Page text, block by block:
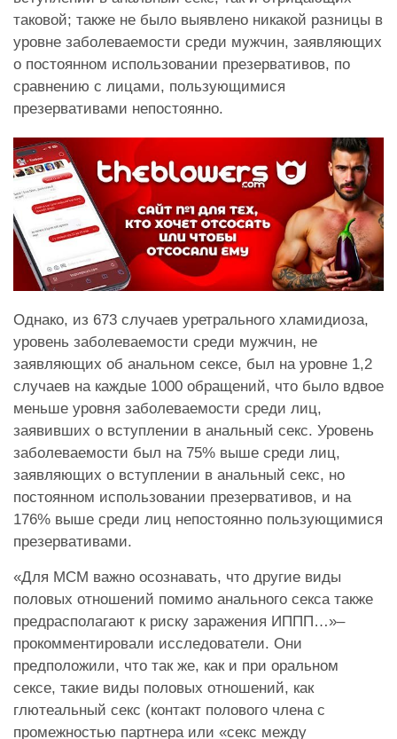
таковой; также не было выявлено никакой разницы в
уровне заболеваемости среди мужчин, заявляющих
о постоянном использовании презервативов, по
сравнению с лицами, пользующимися
презервативами непостоянно.
Однако, из 673 случаев уретрального хламидиоза,
уровень заболеваемости среди мужчин, не
заявляющих об анальном сексе, был на уровне 1,2
случаев на каждые 1000 обращений, что было вдвое
меньше уровня заболеваемости среди лиц,
заявивших о вступлении в анальный секс. Уровень
заболеваемости был на 75% выше среди лиц,
заявляющих о вступлении в анальный секс, но
постоянном использовании презервативов, и на
176% выше среди лиц непостоянно пользующимися
презервативами.
«Для МСМ важно осознавать, что другие виды
половых отношений помимо анального секса также
предрасполагают к риску заражения ИППП…»–
прокомментировали исследователи. Они
предположили, что так же, как и при оральном
сексе, такие виды половых отношений, как
глютеальный секс (контакт полового члена с
промежностью партнера или «секс между